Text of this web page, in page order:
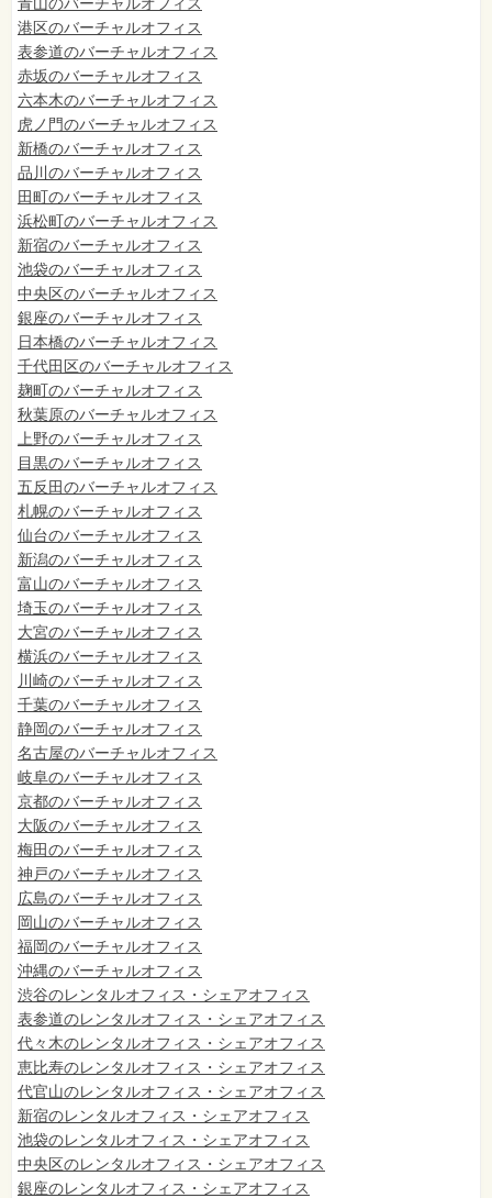
港区のバーチャルオフィス
表参道のバーチャルオフィス
赤坂のバーチャルオフィス
六本木のバーチャルオフィス
虎ノ門のバーチャルオフィス
新橋のバーチャルオフィス
品川のバーチャルオフィス
田町のバーチャルオフィス
浜松町のバーチャルオフィス
新宿のバーチャルオフィス
池袋のバーチャルオフィス
中央区のバーチャルオフィス
銀座のバーチャルオフィス
日本橋のバーチャルオフィス
千代田区のバーチャルオフィス
麹町のバーチャルオフィス
秋葉原のバーチャルオフィス
上野のバーチャルオフィス
目黒のバーチャルオフィス
五反田のバーチャルオフィス
札幌のバーチャルオフィス
仙台のバーチャルオフィス
新潟のバーチャルオフィス
富山のバーチャルオフィス
埼玉のバーチャルオフィス
大宮のバーチャルオフィス
横浜のバーチャルオフィス
川崎のバーチャルオフィス
千葉のバーチャルオフィス
静岡のバーチャルオフィス
名古屋のバーチャルオフィス
岐阜のバーチャルオフィス
京都のバーチャルオフィス
大阪のバーチャルオフィス
梅田のバーチャルオフィス
神戸のバーチャルオフィス
広島のバーチャルオフィス
岡山のバーチャルオフィス
福岡のバーチャルオフィス
沖縄のバーチャルオフィス
渋谷のレンタルオフィス・シェアオフィス
表参道のレンタルオフィス・シェアオフィス
代々木のレンタルオフィス・シェアオフィス
恵比寿のレンタルオフィス・シェアオフィス
代官山のレンタルオフィス・シェアオフィス
新宿のレンタルオフィス・シェアオフィス
池袋のレンタルオフィス・シェアオフィス
中央区のレンタルオフィス・シェアオフィス
銀座のレンタルオフィス・シェアオフィス